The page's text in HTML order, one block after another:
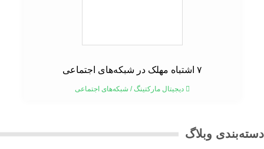
دیجیتال مارکتینگ/شبکه‌های اجتماعی
وبلاگ